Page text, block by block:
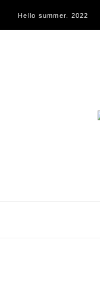
Hello summer. 2022